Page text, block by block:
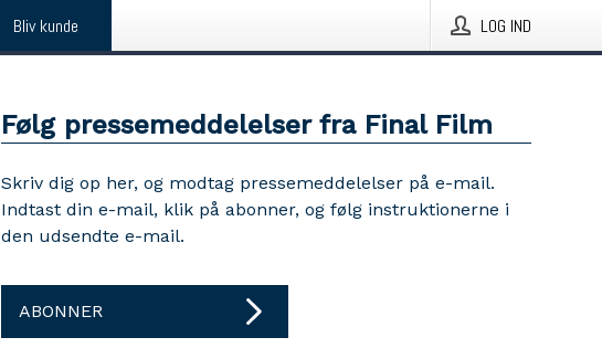
Bliv kunde LOG IND
Følg pressemeddelelser fra Final Film
Skriv dig op her, og modtag pressemeddelelser på e-mail.
Indtast din e-mail, klik på abonner, og følg instruktionerne i
den udsendte e-mail.
ABONNER